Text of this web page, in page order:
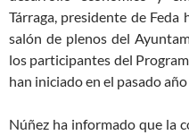
Tárraga, presidente de Feda
salón de plenos del
los participantes del
han iniciado en el pasado
Núñez ha informado que la